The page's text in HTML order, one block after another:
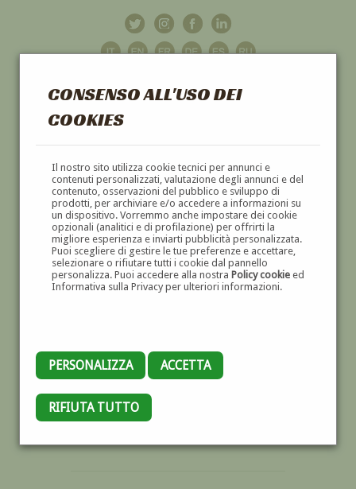
CONSENSO ALL'USO DEI
COOKIES
Il nostro sito utilizza cookie tecnici per annunci e
contenuti personalizzati, valutazione degli annunci e del
contenuto, osservazioni del pubblico e sviluppo di
prodotti, per archiviare e/o accedere a informazioni su
un dispositivo. Vorremmo anche impostare dei cookie
opzionali (analitici e di profilazione) per offrirti la
migliore esperienza e inviarti pubblicità personalizzata.
Puoi scegliere di gestire le tue preferenze e accettare,
selezionare o rifiutare tutti i cookie dal pannello
personalizza. Puoi accedere alla nostra Policy cookieed
Informativa sulla Privacy per ulteriori informazioni.
PERSONALIZZA ACCETTA
RIFIUTA TUTTO
GALLERIAD'ARTE
DIPINTI E SCULTURE '800 E '900